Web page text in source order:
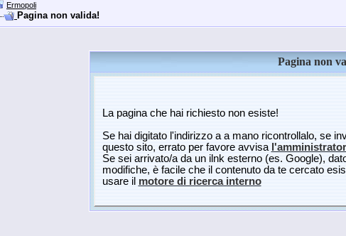
Ermopoli
Pagina non valida!
Pagina non
La pagina che hai richiesto non esiste!
Se hai digitato l'indirizzo a a mano ricontrollalo, se
questo sito, errato per favore avvisa
Se sei arrivato/a da un ilnk esterno (es. Google),
modifiche, è facile che il contenuto da te cercato
usare il motore di ricerca interno